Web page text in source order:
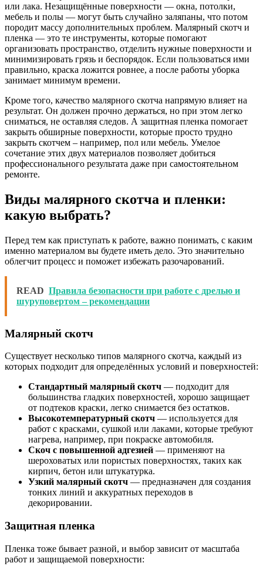
или лака. Незащищённые поверхности — окна, потолки,
мебель и полы — могут быть случайно заляпаны, что потом
породит массу дополнительных проблем. Малярный скотч и
пленка — это те инструменты, которые помогают
организовать пространство, отделить нужные поверхности и
минимизировать грязь и беспорядок. Если пользоваться ими
правильно, краска ложится ровнее, а после работы уборка
занимает минимум времени.
Кроме того, качество малярного скотча напрямую влияет на
результат. Он должен прочно держаться, но при этом легко
сниматься, не оставляя следов. А защитная пленка помогает
закрыть обширные поверхности, которые просто трудно
закрыть скотчем – например, пол или мебель. Умелое
сочетание этих двух материалов позволяет добиться
профессионального результата даже при самостоятельном
ремонте.
Виды малярного скотча и пленки:
какую выбрать?
Перед тем как приступать к работе, важно понимать, с каким
именно материалом вы будете иметь дело. Это значительно
облегчит процесс и поможет избежать разочарований.
READ Правила безопасности при работе с дрелью и
шуруповертом – рекомендации
Малярный скотч
Существует несколько типов малярного скотча, каждый из
которых подходит для определённых условий и поверхностей:
Стандартный малярный скотч — подходит для
большинства гладких поверхностей, хорошо защищает
от подтеков краски, легко снимается без остатков.
Высокотемпературный скотч — используется для
работ с красками, сушкой или лаками, которые требуют
нагрева, например, при покраске автомобиля.
Скоч с повышенной адгезией — применяют на
шероховатых или пористых поверхностях, таких как
кирпич, бетон или штукатурка.
Узкий малярный скотч — предназначен для создания
тонких линий и аккуратных переходов в
декорировании.
Защитная пленка
Пленка тоже бывает разной, и выбор зависит от масштаба
работ и защищаемой поверхности: